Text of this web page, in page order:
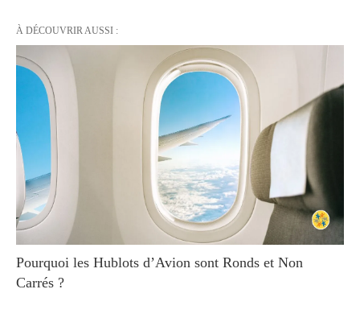
À DÉCOUVRIR AUSSI :
Pourquoi les Hublots d’Avion sont Ronds et Non
Carrés ?